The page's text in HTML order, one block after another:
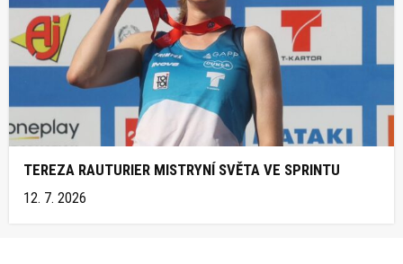
TEREZA RAUTURIER MISTRYNÍ SVĚTA VE SPRINTU
12. 7. 2026